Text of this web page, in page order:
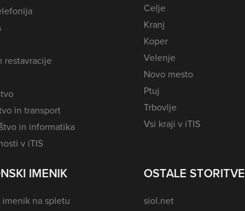
restavracije
in transport
in informatika
v iTIS
Celje
Kranj
Koper
Velenje
Novo mesto
Ptuj
Trbovlje
Vsi kraji v iTIS
IMENIK
na spletu
OSTALE STORITVE
siol.net